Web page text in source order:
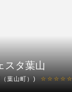
スタ葉山
葉山町）) ☆☆☆☆☆